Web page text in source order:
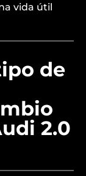
vida útil
de
2.0